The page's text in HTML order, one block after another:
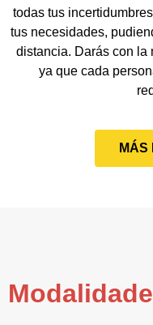
todas tus
tus necesidades,
distancia. Darás con la
ya que cada
MÁS